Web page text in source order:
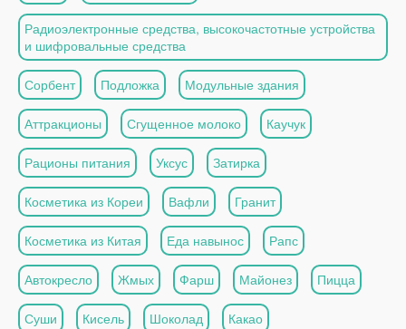
Радиоэлектронные средства, высокочастотные устройства
и шифровальные средства
Сорбент Подложка Модульные здания
Аттракционы Сгущенное молоко Каучук
Рационы питания Уксус Затирка
Косметика из Кореи Вафли Гранит
Косметика из Китая Еда навынос Рапс
Автокресло Жмых Фарш Майонез Пицца
Суши Кисель Шоколад Какао